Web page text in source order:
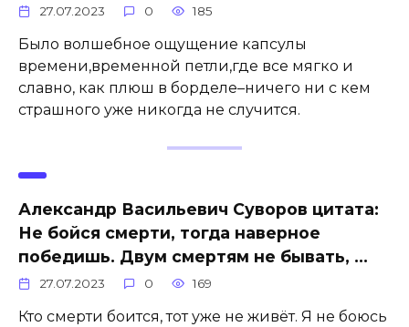
27.07.2023 0 185
Было волшебное ощущение капсулы
времени,временной петли,где все мягко и
славно, как плюш в борделе–ничего ни с кем
страшного уже никогда не случится.
Александр Васильевич Суворов цитата:
Не бойся смерти, тогда наверное
победишь. Двум смертям не бывать, …
27.07.2023 0 169
Кто смерти боится, тот уже не живёт. Я не боюсь